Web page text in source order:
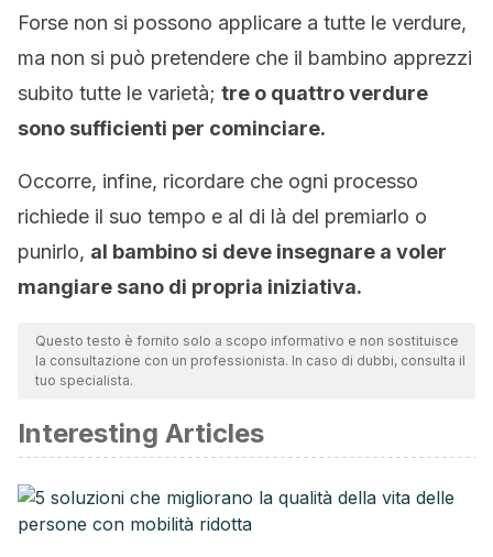
Forse non si possono applicare a tutte le verdure,
ma non si può pretendere che il bambino apprezzi
subito tutte le varietà; tre o quattro verdure
sono sufficienti per cominciare.
Occorre, infine, ricordare che ogni processo
richiede il suo tempo e al di là del premiarlo o
punirlo, al bambino si deve insegnare a voler
mangiare sano di propria iniziativa.
Questo testo è fornito solo a scopo informativo e non sostituisce
la consultazione con un professionista. In caso di dubbi, consulta il
tuo specialista.
Interesting Articles